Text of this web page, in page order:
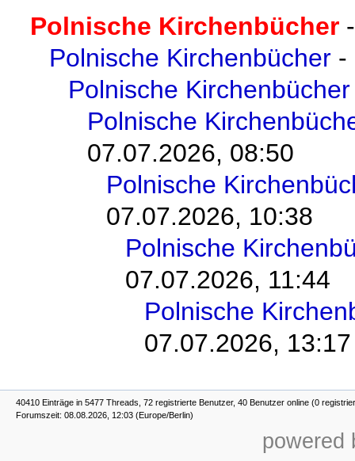
Polnische Kirchenbücher
Polnische Kirchenbücher -
Polnische Kirchenbücher
Polnische
07.07.2026, 08:50
Polnische
07.07.2026, 10:38
Polnische
07.07.2026, 11:44
Polnische
07.07.2026, 13:17
40410 Einträge in 5477 Threads, 72 registrierte Benutzer, 40 Benutzer online (0
Forumszeit: 08.08.2026, 12:03 (Europe/Berlin)
powered